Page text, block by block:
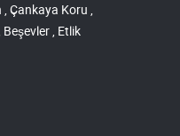
Çankaya Koru ,
, Etlik